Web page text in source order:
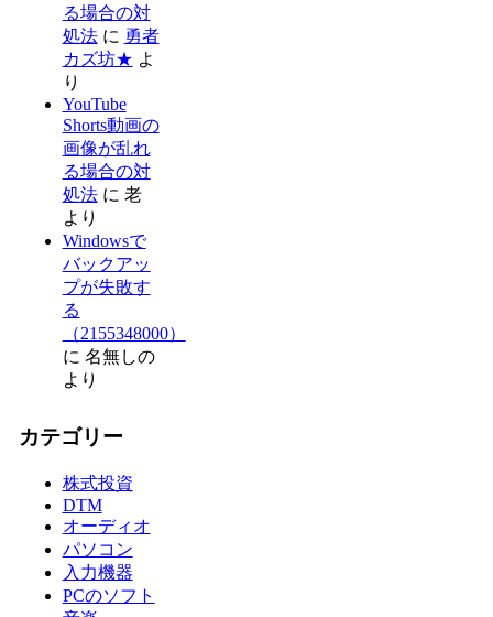
る場合の対
処法に 勇者
カズ坊★ よ
り
YouTube
Shorts動画の
画像が乱れ
る場合の対
処法に 老
より
Windowsで
バックアッ
プが失敗す
る
（2155348000）
に 名無しの
より
カテゴリー
株式投資
DTM
オーディオ
パソコン
入力機器
PCのソフト